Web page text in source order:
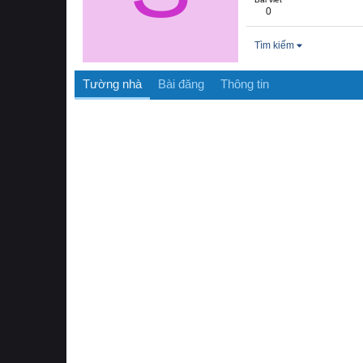
0
Tìm kiếm
Tường nhà Bài đăng Thông tin